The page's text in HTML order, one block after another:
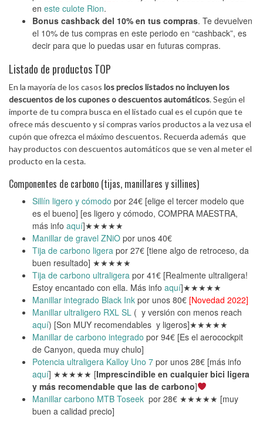
en este culote Rion.
Bonus cashback del 10% en tus compras. Te devuelven
el 10% de tus compras en este periodo en “cashback”, es
decir para que lo puedas usar en futuras compras.
Listado de productos TOP
En la mayoría de los casos los precios listados no incluyen los
descuentos de los cupones o descuentos automáticos. Según el
importe de tu compra busca en el listado cual es el cupón que te
ofrece más descuento y si compras varios productos a la vez usa el
cupón que ofrezca el máximo descuentos. Recuerda además que
hay productos con descuentos automáticos que se ven al meter el
producto en la cesta.
Componentes de carbono (tijas, manillares y sillines)
Sillín ligero y cómodo por 24€ [elige el tercer modelo que
es el bueno] [es ligero y cómodo, COMPRA MAESTRA,
más info aquí]★★★★★
Manillar de gravel ZNiO por unos 40€
Tija de carbono ligera por 27€ [tiene algo de retroceso, da
buen resultado] ★★★★★
Tija de carbono ultraligera por 41€ [Realmente ultraligera!
Estoy encantado con ella. Más info aquí]★★★★★
Manillar integrado Black Ink por unos 80€ [Novedad 2022]
Manillar ultraligero RXL SL ( y versión con menos reach
aquí) [Son MUY recomendables y ligeros]★★★★★
Manillar de carbono integrado por 94€ [Es el aerocockpit
de Canyon, queda muy chulo]
Potencia ultraligera Kalloy Uno 7 por unos 28€ [más info
aquí] ★★★★★ [Imprescindible en cualquier bici ligera
y más recomendable que las de carbono]
Manillar carbono MTB Toseek por 28€ ★★★★★ [muy
buen a calidad precio]